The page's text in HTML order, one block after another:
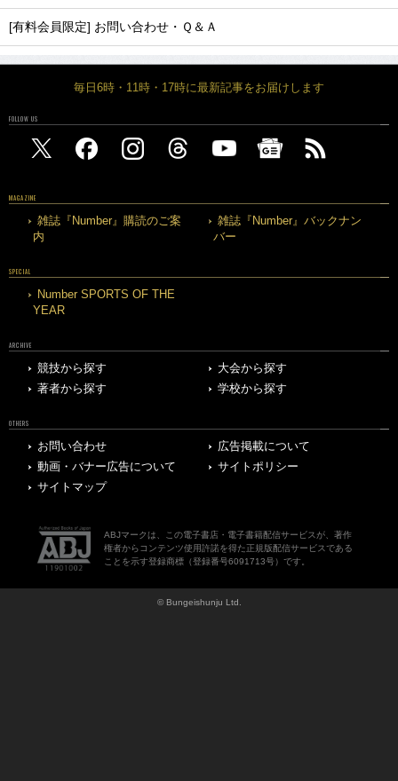
[有料会員限定] お問い合わせ・Ｑ＆Ａ
毎日6時・11時・17時に最新記事をお届けします
FOLLOW US
MAGAZINE
雑誌『Number』購読のご案
内
雑誌『Number』バックナン
バー
SPECIAL
Number SPORTS OF THE
YEAR
ARCHIVE
競技から探す
大会から探す
著者から探す
学校から探す
OTHERS
お問い合わせ
広告掲載について
動画・バナー広告について
サイトポリシー
サイトマップ
ABJマークは、この電子書店・電子書籍配信サービスが、著作
権者からコンテンツ使用許諾を得た正規版配信サービスである
ことを示す登録商標（登録番号6091713号）です。
© Bungeishunju Ltd.